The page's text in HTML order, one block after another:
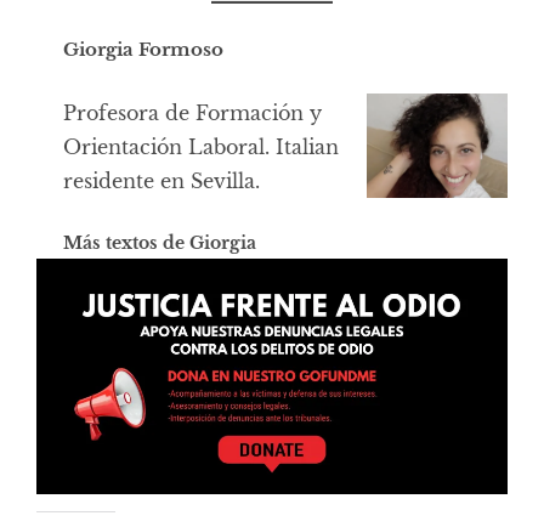
Giorgia Formoso
Profesora de Formación y
Orientación Laboral. Italian
residente en Sevilla.
Más textos de Giorgia